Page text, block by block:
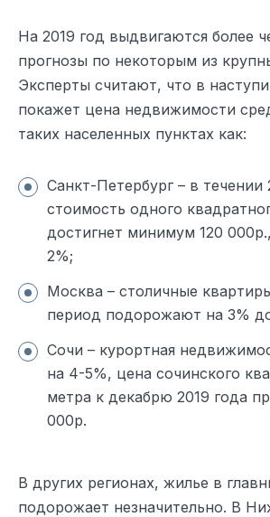
На 2019 год выдвигаются более
прогнозы по некоторым из
Эксперты считают, что в
покажет цена недвижимости
таких населенных пунктах как:
Санкт-Петербург – в течении
стоимость одного
достигнет минимум 120
2%;
Москва – столичные
период подорожают на 3%
Сочи – курортная
на 4-5%, цена сочинского
метра к декабрю 2019 года
000р.
В других регионах, жилье в
подорожает незначительно. В